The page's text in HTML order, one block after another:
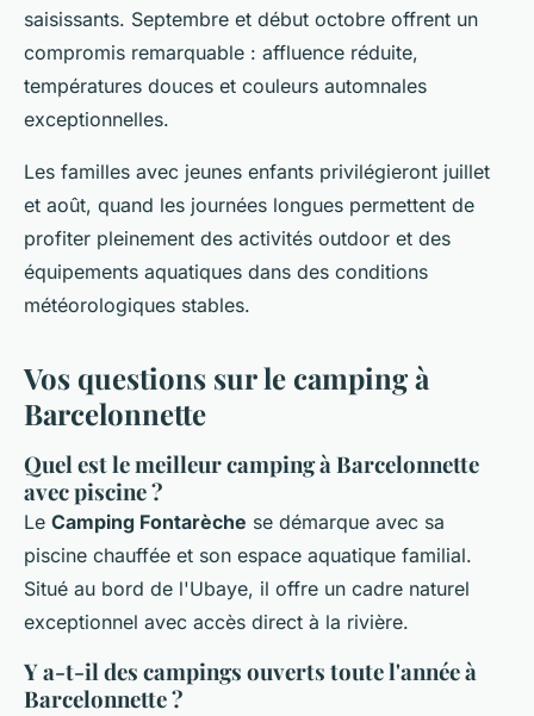
saisissants. Septembre et début octobre offrent un
compromis remarquable : affluence réduite,
températures douces et couleurs automnales
exceptionnelles.
Les familles avec jeunes enfants privilégieront juillet
et août, quand les journées longues permettent de
profiter pleinement des activités outdoor et des
équipements aquatiques dans des conditions
météorologiques stables.
Vos questions sur le camping à
Barcelonnette
Quel est le meilleur camping à Barcelonnette
avec piscine ?
Le Camping Fontarèche se démarque avec sa
piscine chauffée et son espace aquatique familial.
Situé au bord de l'Ubaye, il offre un cadre naturel
exceptionnel avec accès direct à la rivière.
Y a-t-il des campings ouverts toute l'année à
Barcelonnette ?